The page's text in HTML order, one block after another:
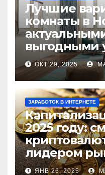
Лучшие
комнаты в
выгодными
ОКТ 29, 2025
ЗАРАБОТОК В ИНТЕРНЕТЕ
2025 году:
лидером
ЯНВ 26, 2025